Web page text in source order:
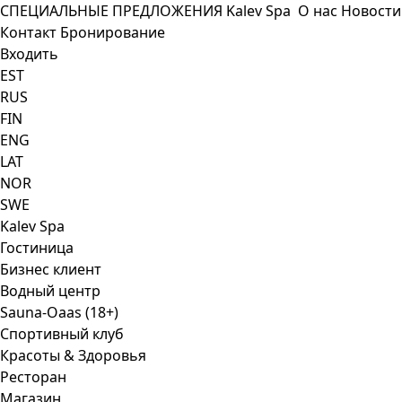
СПЕЦИАЛЬНЫЕ ПРЕДЛОЖЕНИЯ Kalev Spa О нас Новости
Контакт Бронирование
Входить
EST
RUS
FIN
ENG
LAT
NOR
SWE
Kalev Spa
Гостиница
Бизнес клиент
Водный центр
Sauna-Oaas (18+)
Спортивный клуб
Красоты & Здоровья
Ресторан